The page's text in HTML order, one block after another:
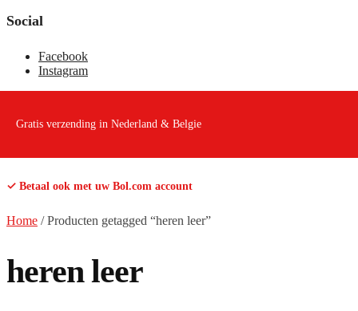
Social
Facebook
Instagram
Gratis verzending in Nederland & Belgie
✓ Betaal ook met uw Bol.com account
Home /Producten getagged “heren leer”
heren leer